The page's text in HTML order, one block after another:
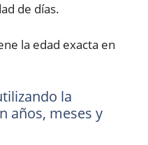
de días.
la edad exacta en
la
años, meses y